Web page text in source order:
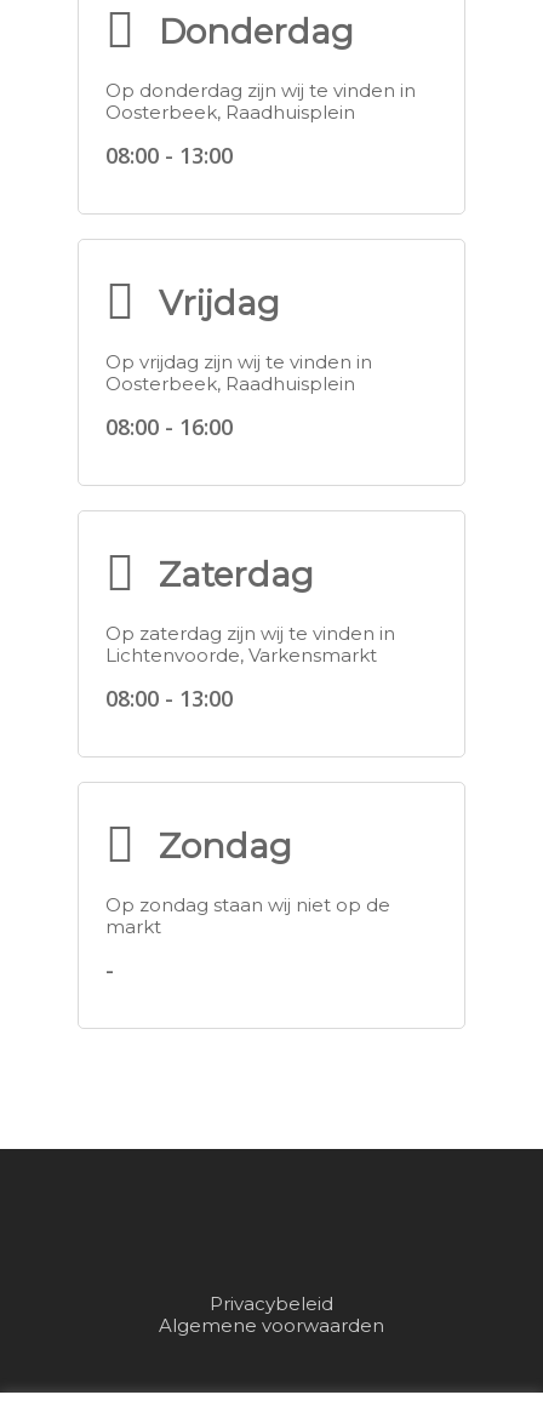
Donderdag
Op donderdag zijn wij te vinden in
Oosterbeek, Raadhuisplein
08:00 - 13:00
Vrijdag
Op vrijdag zijn wij te vinden in
Oosterbeek, Raadhuisplein
08:00 - 16:00
Zaterdag
Op zaterdag zijn wij te vinden in
Lichtenvoorde, Varkensmarkt
08:00 - 13:00
Zondag
Op zondag staan wij niet op de
markt
-
Privacybeleid
Algemene voorwaarden